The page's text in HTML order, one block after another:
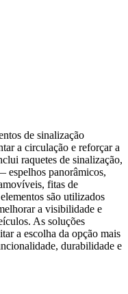
de sinalização
a circulação e reforçar a
raquetes de sinalização,
espelhos panorâmicos,
fitas de
são utilizados
a visibilidade e
As soluções
a escolha da opção mais
durabilidade e